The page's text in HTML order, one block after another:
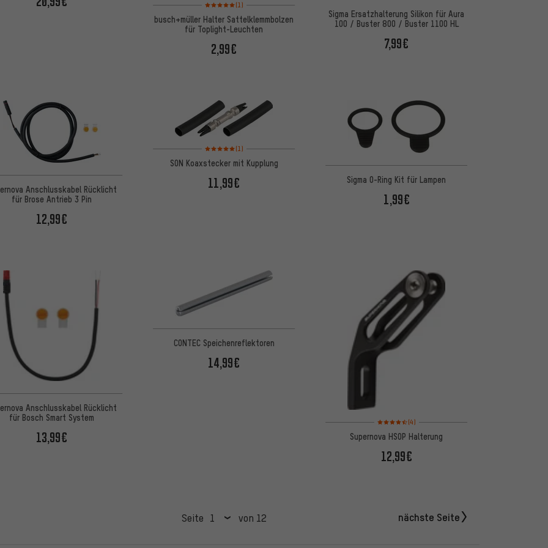
Bewertungen: 5 von 5 basierend auf 1 Bewertungen
(1)
busch+müller Halter Sattelklemmbolzen
für Toplight-Leuchten
2,99€
Sigma Ersatzhalterung Silikon für Aura
100 / Buster 800 / Buster 1100 HL
7,99€
Anschlusskabel Rücklicht
für Brose Antrieb 3 Pin
12,99€
Bewertungen: 5 von 5 basierend auf 1 Bewertungen
(1)
SON Koaxstecker mit Kupplung
11,99€ Sigma O-Ring Kit für Lampen
1,99€
Anschlusskabel Rücklicht
für Bosch Smart System
13,99€
CONTEC Speichenreflektoren
14,99€
Bewertungen: 4,5 von 5 basierend auf 4 Bewertungen
(4)
Supernova HSOP Halterung
12,99€
Seite von 12 nächste Seite